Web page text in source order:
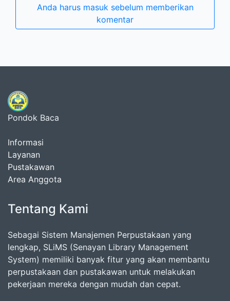
Anda harus masuk sebelum memberikan
komentar
Pondok Baca
Informasi
Layanan
Pustakawan
Area Anggota
Tentang Kami
Sebagai Sistem Manajemen Perpustakaan yang
lengkap, SLiMS (Senayan Library Management
System) memiliki banyak fitur yang akan membantu
perpustakaan dan pustakawan untuk melakukan
pekerjaan mereka dengan mudah dan cepat.